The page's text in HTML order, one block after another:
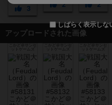
3 2 2
アップロードされた画像
こかど＠サンセ
ットゲームズ
こかど＠サンセ
ットゲームズ
こかど＠サンセ
ットゲームズ
しばらく表示しな